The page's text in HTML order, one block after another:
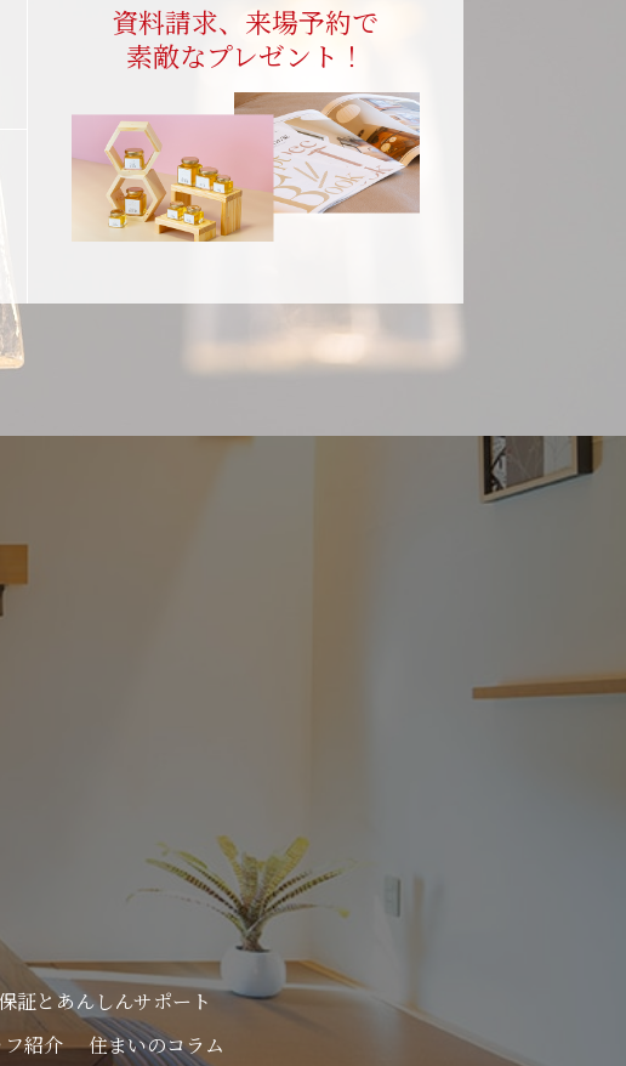
資料請求、来場予約で
素敵なプレゼント！
保証とあんしんサポート
紹介 住まいのコラム